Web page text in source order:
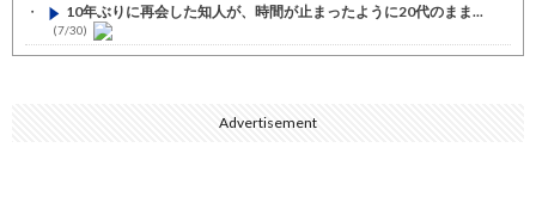
10年ぶりに再会した知人が、時間が止まったように20代のまま...
(7/30)
娘の誕生日に焼肉に向かう途中で、地味な女性がDQNに胸倉をつ...
Advertisement